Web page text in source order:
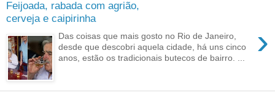
Feijoada, rabada com agrião,
cerveja e caipirinha
›
Das coisas que mais gosto no Rio de Janeiro,
desde que descobri aquela cidade, há uns cinco
anos, estão os tradicionais butecos de bairro. ...